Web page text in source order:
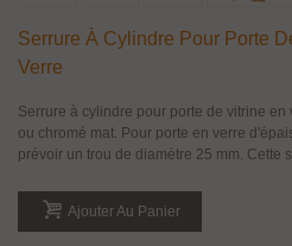
Serrure À Cylindre Pour Porte
Verre
Serrure à cylindre pour porte de vitrine
ou chromé mat. Pour porte en verre
prévoir un trou de diamètre 25 mm. Cette
Ajouter Au Panier